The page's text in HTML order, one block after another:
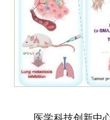
医学科技创新中